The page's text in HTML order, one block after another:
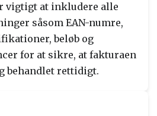
vigtigt at inkludere alle
såsom EAN-numre,
beløb og
for at sikre, at fakturaen
behandlet rettidigt.